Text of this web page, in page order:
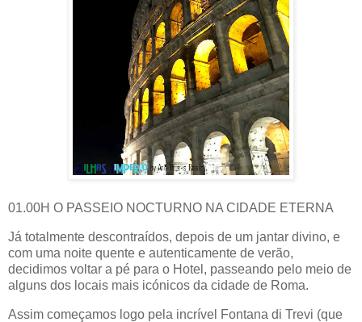
01.00H O PASSEIO NOCTURNO NA CIDADE ETERNA
Já totalmente descontraídos, depois de um jantar divino, e
com uma noite quente e autenticamente de verão,
decidimos voltar a pé para o Hotel, passeando pelo meio de
alguns dos locais mais icónicos da cidade de Roma.
Assim começamos logo pela incrível Fontana di Trevi (que